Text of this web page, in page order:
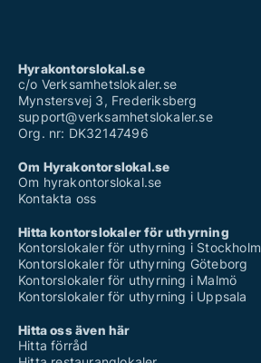
Hyrakontorslokal.se
c/o Verksamhetslokaler.se
Mynstersvej 3, Frederiksberg
support@verksamhetslokaler.se
Org. nr: DK32147496
Om Hyrakontorslokal.se
Om hyrakontorslokal.se
Kontakta oss
Hitta kontorslokaler för uthyrning
Kontorslokaler för uthyrning i Stockholm
Kontorslokaler för uthyrning Göteborg
Kontorslokaler för uthyrning i Malmö
Kontorslokaler för uthyrning i Uppsala
Hitta oss även här
Hitta förråd